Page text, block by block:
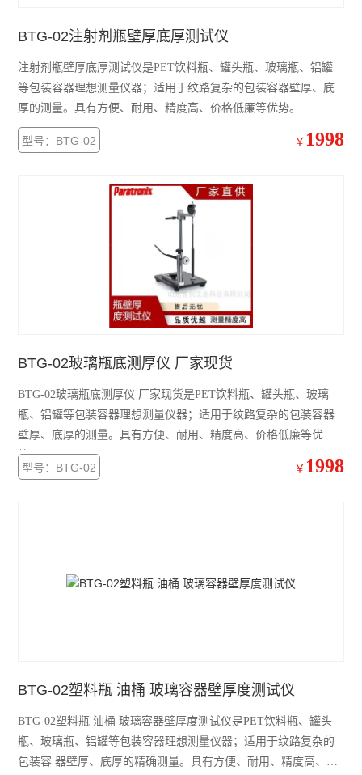
BTG-02注射剂瓶壁厚底厚测试仪
注射剂瓶壁厚底厚测试仪是PET饮料瓶、罐头瓶、玻璃瓶、铝罐
等包装容器理想测量仪器；适用于纹路复杂的包装容器壁厚、底
厚的测量。具有方便、耐用、精度高、价格低廉等优势。
型号：BTG-02 ￥ 1998
BTG-02玻璃瓶底测厚仪 厂家现货
BTG-02玻璃瓶底测厚仪 厂家现货是PET饮料瓶、罐头瓶、玻璃
瓶、铝罐等包装容器理想测量仪器；适用于纹路复杂的包装容器
壁厚、底厚的测量。具有方便、耐用、精度高、价格低廉等优
势。
型号：BTG-02 ￥ 1998
BTG-02塑料瓶 油桶 玻璃容器壁厚度测试仪
BTG-02塑料瓶 油桶 玻璃容器壁厚度测试仪是PET饮料瓶、罐头
瓶、玻璃瓶、铝罐等包装容器理想测量仪器；适用于纹路复杂的
包装容 器壁厚、底厚的精确测量。具有方便、耐用、精度高、价